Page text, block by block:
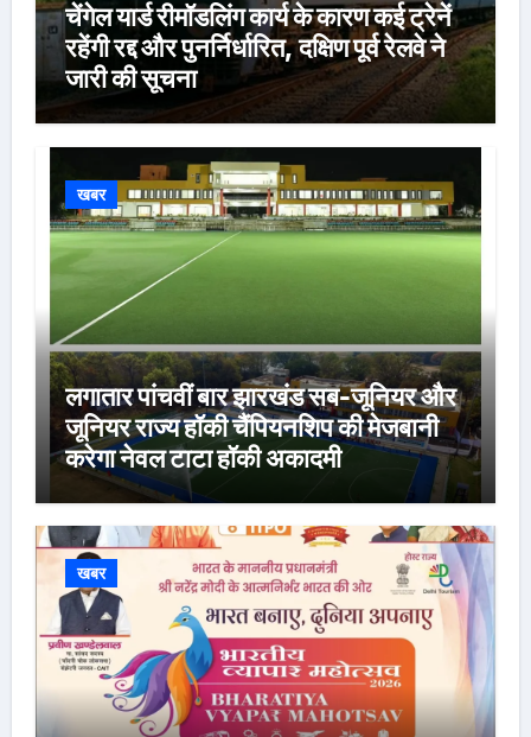
चेंगेल यार्ड रीमॉडलिंग कार्य के कारण कई ट्रेनें
रहेंगी रद्द और पुनर्निर्धारित, दक्षिण पूर्व रेलवे ने
जारी की सूचना
खबर
लगातार पांचवीं बार झारखंड सब-जूनियर और
जूनियर राज्य हॉकी चैंपियनशिप की मेजबानी
करेगा नेवल टाटा हॉकी अकादमी
खबर